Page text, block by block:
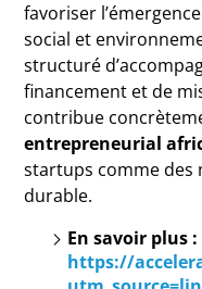
favoriser
social et
structuré
financement et de
contribue
entrepreneurial
startups comme
durable.
En savoir plus :
https://